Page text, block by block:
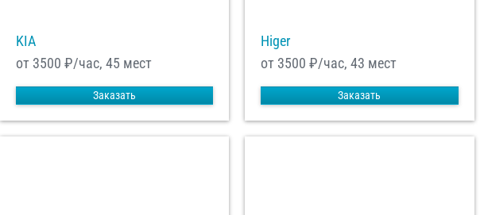
KIA
от 3500 ₽/час, 45 мест
Заказать
Higer
от 3500 ₽/час, 43 мест
Заказать